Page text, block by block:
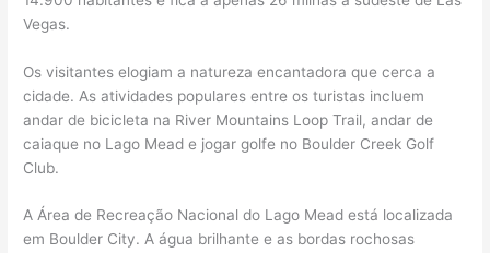
Vegas.
Os visitantes elogiam a natureza encantadora que cerca a
cidade. As atividades populares entre os turistas incluem
andar de bicicleta na River Mountains Loop Trail, andar de
caiaque no Lago Mead e jogar golfe no Boulder Creek Golf
Club.
A Área de Recreação Nacional do Lago Mead está localizada
em Boulder City. A água brilhante e as bordas rochosas